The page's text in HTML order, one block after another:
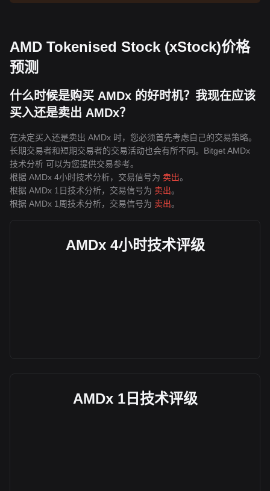
AMD Tokenised Stock (xStock)价格
预测
什么时候是购买 AMDx 的好时机？我现在应该
买入还是卖出 AMDx？
在决定买入还是卖出 AMDx 时，您必须首先考虑自己的交易策略。
长期交易者和短期交易者的交易活动也会有所不同。Bitget AMDx
技术分析 可以为您提供交易参考。
根据 AMDx 4小时技术分析，交易信号为 卖出。
根据 AMDx 1日技术分析，交易信号为 卖出。
根据 AMDx 1周技术分析，交易信号为 卖出。
AMDx 4小时技术评级
AMDx 1日技术评级